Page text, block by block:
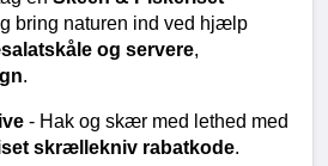
bring naturen ind ved hjælp
og servere,
.
- Hak og skær med lethed med
skrællekniv rabatkode.